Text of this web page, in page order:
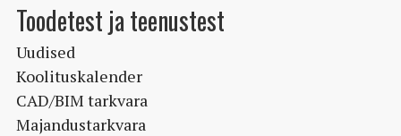
Toodetest ja teenustest
Uudised
Koolituskalender
CAD/BIM tarkvara
Majandustarkvara